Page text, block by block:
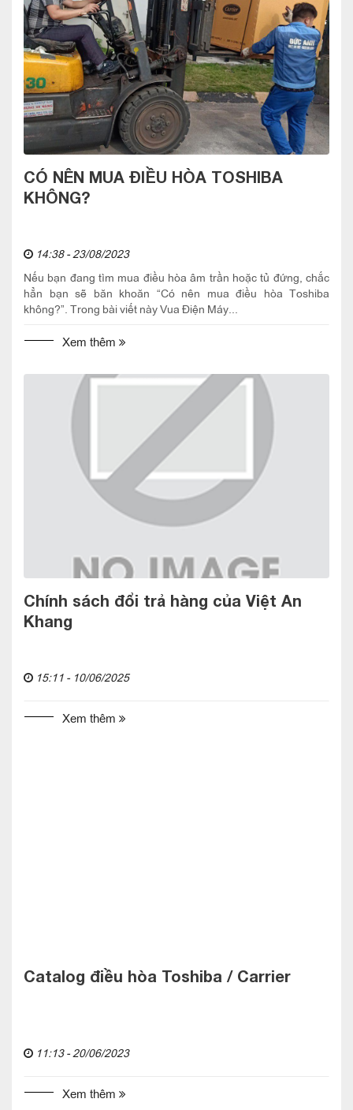
CÓ NÊN MUA ĐIỀU HÒA TOSHIBA
KHÔNG?
14:38 - 23/08/2023
Nếu bạn đang tìm mua điều hòa âm trần hoặc tủ đứng, chắc
hẳn bạn sẽ băn khoăn “Có nên mua điều hòa Toshiba
không?”. Trong bài viết này Vua Điện Máy...
Xem thêm
Chính sách đổi trả hàng của Việt An
Khang
15:11 - 10/06/2025
Xem thêm
Catalog điều hòa Toshiba / Carrier
11:13 - 20/06/2023
Xem thêm